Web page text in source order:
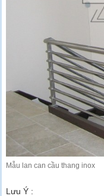
Mẫu lan can cầu thang inox
Lưu Ý :